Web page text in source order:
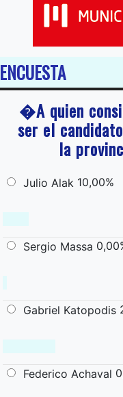
ENCUESTA
�A quien
ser el
la
Julio Alak 10,00%
Sergio Massa
Gabriel Katopodis
Federico Achaval